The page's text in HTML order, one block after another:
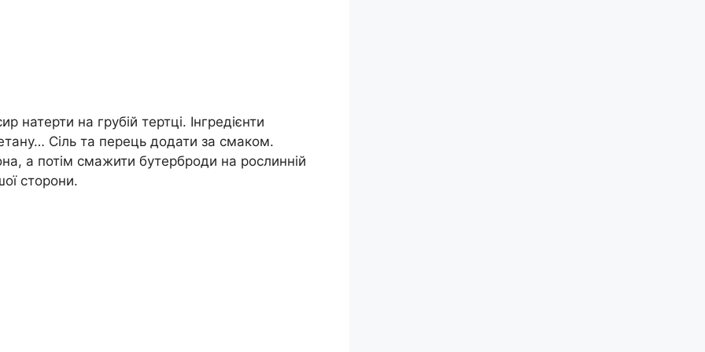
натерти на грубій тертці. Інгредієнти
Сіль та перець додати за смаком.
а потім смажити бутерброди на рослинній
сторони.